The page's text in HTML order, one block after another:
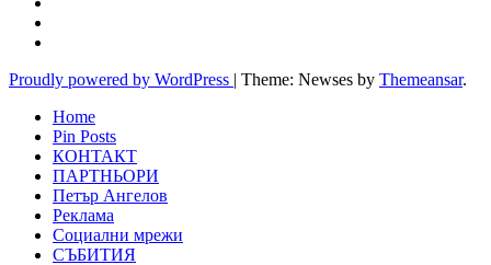
Proudly powered by WordPress | Theme: Newses by Themeansar.
Home
Pin Posts
КОНТАКТ
ПАРТНЬОРИ
Петър Ангелов
Реклама
Социални мрежи
СЪБИТИЯ